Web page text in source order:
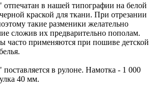
в нашей типографии на белой
краской для ткани. При отрезании
такие разменики желательно
сложив их предварительно пополам.
часто применяются при пошиве детской
в рулоне. Намотка - 1 000
40 мм.